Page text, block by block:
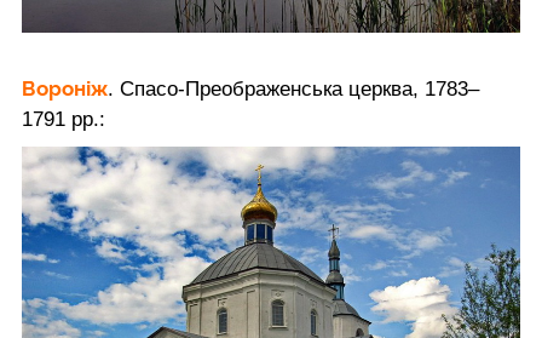
Вороніж. Спасо-Преображенська церква, 1783–
1791 рр.: